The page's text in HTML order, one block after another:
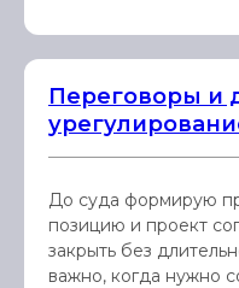
Переговоры и
До суда формирую
позицию и проект
закрыть без
важно, когда нужно